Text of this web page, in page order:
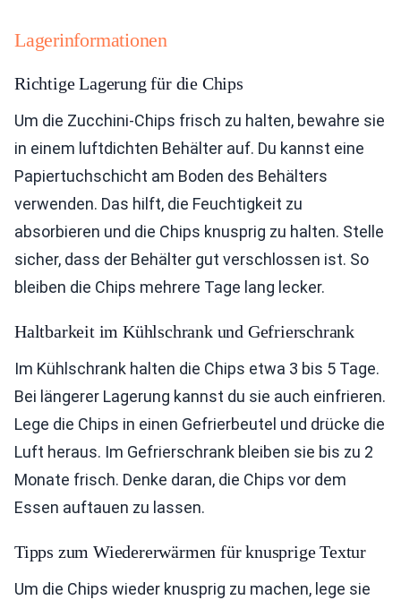
Lagerinformationen
Richtige Lagerung für die Chips
Um die Zucchini-Chips frisch zu halten, bewahre sie
in einem luftdichten Behälter auf. Du kannst eine
Papiertuchschicht am Boden des Behälters
verwenden. Das hilft, die Feuchtigkeit zu
absorbieren und die Chips knusprig zu halten. Stelle
sicher, dass der Behälter gut verschlossen ist. So
bleiben die Chips mehrere Tage lang lecker.
Haltbarkeit im Kühlschrank und Gefrierschrank
Im Kühlschrank halten die Chips etwa 3 bis 5 Tage.
Bei längerer Lagerung kannst du sie auch einfrieren.
Lege die Chips in einen Gefrierbeutel und drücke die
Luft heraus. Im Gefrierschrank bleiben sie bis zu 2
Monate frisch. Denke daran, die Chips vor dem
Essen auftauen zu lassen.
Tipps zum Wiedererwärmen für knusprige Textur
Um die Chips wieder knusprig zu machen, lege sie